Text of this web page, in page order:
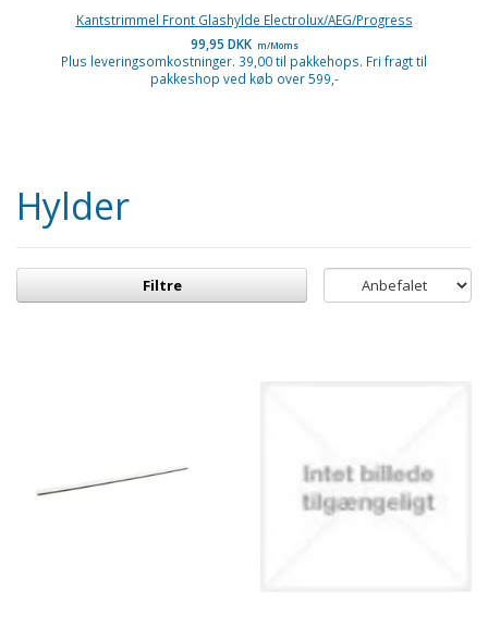
Kantstrimmel Front Glashylde Electrolux/AEG/Progress
99,95 DKK m/Moms
Plus leveringsomkostninger. 39,00 til pakkehops. Fri fragt til
pakkeshop ved køb over 599,-
Hylder
Filtre